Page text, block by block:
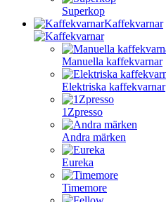
Superkop
Kaffekvarnar
Manuella kaffekvarnar
Elektriska kaffekvarnar
1Zpresso
Andra märken
Eureka
Timemore